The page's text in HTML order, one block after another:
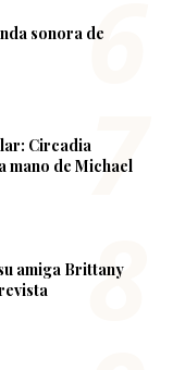
sonora de
Circadia
mano de Michael
amiga Brittany